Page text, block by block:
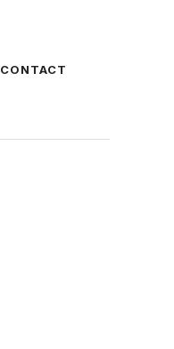
CONTACT